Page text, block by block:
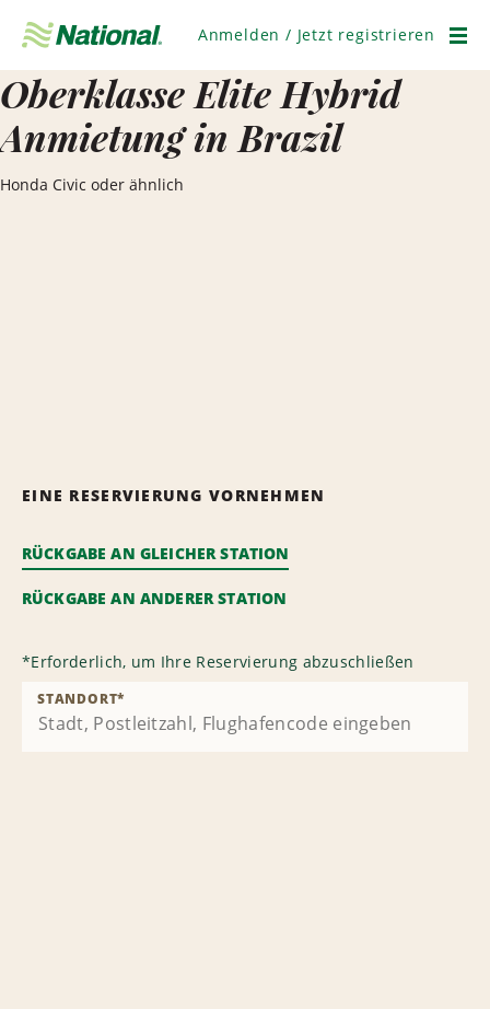
überspringen
Anmelden / Jetzt registrieren
Oberklasse Elite Hybrid
Anmietung in Brazil
Honda Civic oder ähnlich
EINE RESERVIERUNG VORNEHMEN
RÜCKGABE AN GLEICHER STATION
RÜCKGABE AN ANDERER STATION
*Erforderlich, um Ihre Reservierung abzuschließen
STANDORT*